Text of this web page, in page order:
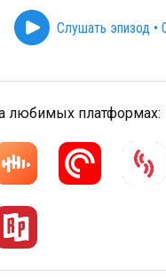
Слушать эпизод •
любимых платформах: